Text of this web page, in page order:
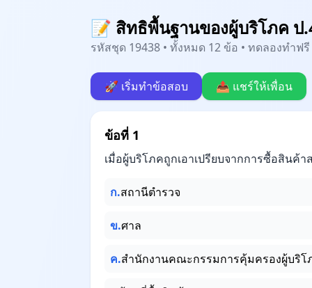
📝 สิทธิพื้นฐานของผู้บริโภค ป
รหัสชุด 19438 • ทั้งหมด 12 ข้อ • ทดลองทำฟ
🚀 เริ่มทำข้อสอบ 📤 แชร์ให้เพื่อน
ข้อที่ 1
เมื่อผู้บริโภคถูกเอาเปรียบจากการซื้อสินค้
ก.สถานีตำรวจ
ข.ศาล
ค.สำนักงานคณะกรรมการคุ้มครองผู้บริโ